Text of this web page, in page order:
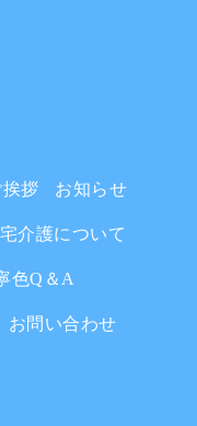
拶 お知らせ
介護について
色Q＆A
お問い合わせ